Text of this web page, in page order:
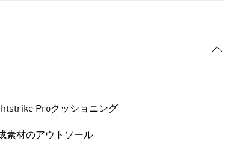
Proクッショニング
素材のアウトソール